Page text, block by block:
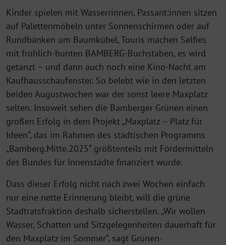
Kinder spielen mit Wasserrinnen, Passant:innen sitzen
auf Palettenmöbeln unter Sonnenschirmen oder auf
Rundbänken um Baumkübel, Touris machen Selfies
mit fröhlich-bunten BAMBERG-Buchstaben, es wird
getanzt – und dann auch noch eine Kino-Nacht am
Kaufhausschaufenster. So belebt wie in den letzten
beiden Augustwochen war der sonst leere Maxplatz
selten. Insoweit sehen die Bamberger Grünen einen
großen Erfolg in dem Projekt „Maxplatz – Platz für
Ideen“, das im Rahmen des städtischen Programms
„Bamberg.Mitte.2025“ größtenteils mit Fördermitteln
des Bundes für Innenstädte finanziert wurde.
Dass dieser Erfolg nicht nach zwei Wochen einfach
nur eine nette Erinnerung bleibt, will die grüne
Stadtratsfraktion deshalb sicherstellen. „Wir wollen
Wasser, Schatten und Sitzgelegenheiten dauerhaft für
den Maxplatz im Sommer“, sagt Grünen-